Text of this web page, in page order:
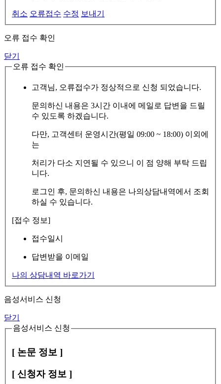
취소 오류접수 수정 보내기
오류 접수 확인
닫기
오류 접수 확인
고객님, 오류접수가 정상적으로 신청 되었습니다.
문의하신 내용은 3시간 이내에 메일로 답변을 드릴
수 있도록 하겠습니다.
다만, 고객센터 운영시간(평일 09:00 ~ 18:00) 이외에
는
처리가 다소 지연될 수 있으니 이 점 양해 부탁 드립
니다.
로그인 후, 문의하신 내용은 나의상담내역에서 조회
하실 수 있습니다.
[접수 정보]
접수일시
답변받을 이메일
나의 상담내역 바로가기
음성서비스 신청
닫기
음성서비스 신청
[ 논문 정보 ]
[ 신청자 정보 ]